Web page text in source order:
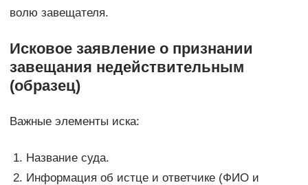
волю завещателя.
Исковое заявление о признании
завещания недействительным
(образец)
Важные элементы иска:
Название суда.
Информация об истце и ответчике (ФИО и